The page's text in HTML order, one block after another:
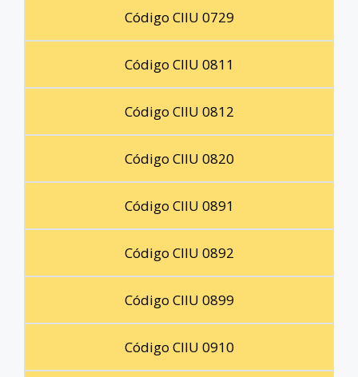
Código CIIU 0729
Código CIIU 0811
Código CIIU 0812
Código CIIU 0820
Código CIIU 0891
Código CIIU 0892
Código CIIU 0899
Código CIIU 0910